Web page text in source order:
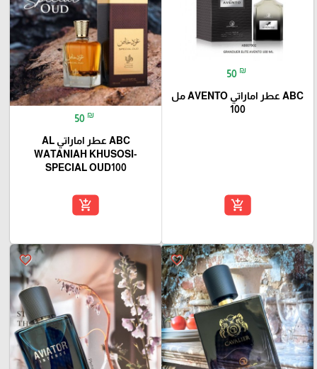
50 ₪
ABC عطر اماراتي AVENTO مل
100
add_shopping_cart
50 ₪
ABC عطر اماراتي AL
WATANIAH KHUSOSI-
SPECIAL OUD100
add_shopping_cart
favorite_border
favorite_border